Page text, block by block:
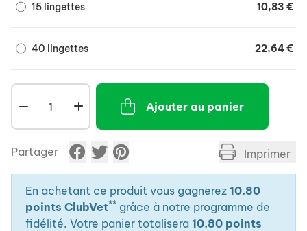
15 lingettes 10,83 €
40 lingettes 22,64 €
Ajouter au panier
Partager Imprimer
En achetant ce produit vous gagnerez 10.80
points ClubVet** grâce à notre programme de
fidélité. Votre panier totalisera 10.80 points